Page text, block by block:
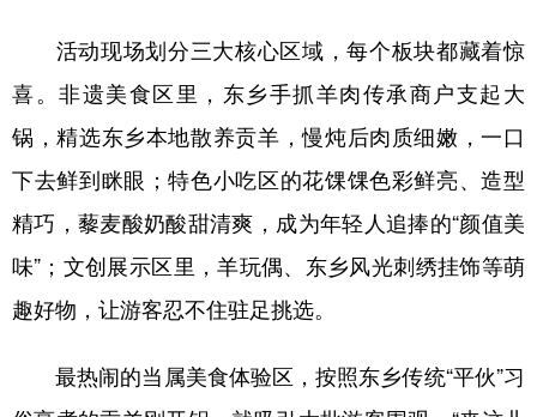
活动现场划分三大核心区域，每个板块都藏着惊
喜。非遗美食区里，东乡手抓羊肉传承商户支起大
锅，精选东乡本地散养贡羊，慢炖后肉质细嫩，一口
下去鲜到眯眼；特色小吃区的花馃馃色彩鲜亮、造型
精巧，藜麦酸奶酸甜清爽，成为年轻人追捧的“颜值美
味”；文创展示区里，羊玩偶、东乡风光刺绣挂饰等萌
趣好物，让游客忍不住驻足挑选。
最热闹的当属美食体验区，按照东乡传统“平伙”习